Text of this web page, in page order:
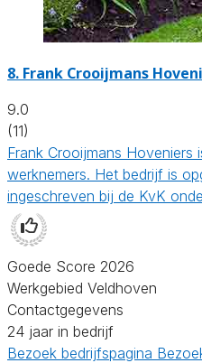
8. Frank Crooijmans
9.0
(11)
Frank Crooijmans
werknemers. Het bedrijf is
ingeschreven bij de KvK
Goede Score 2026
Werkgebied Veldhoven
Contactgegevens
24 jaar in bedrijf
Bezoek bedrijfspagina